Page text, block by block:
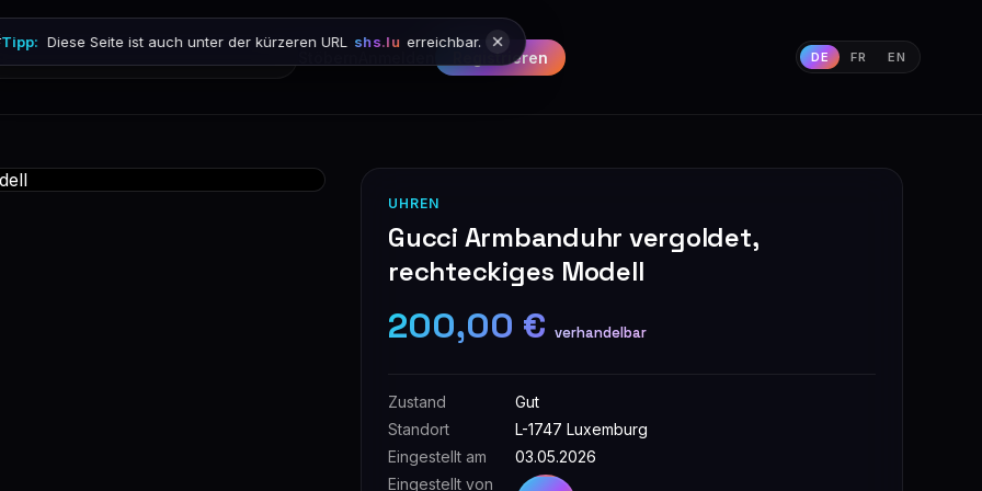
Registrieren DE FR EN
Tipp: Diese Seite ist auch unter der kürzeren URL shs.lu erreichbar.
UHREN
Gucci Armbanduhr vergoldet,
rechteckiges Modell
200,00 € verhandelbar
Zustand
Gut
Standort
L-1747 Luxemburg
Eingestellt am
03.05.2026
Eingestellt von